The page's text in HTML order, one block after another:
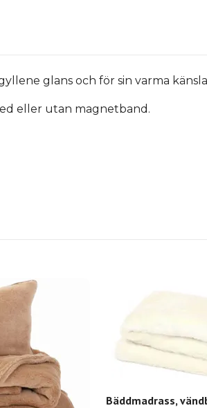
glans och för sin varma
eller utan magnetband.
Bäddmadrass,